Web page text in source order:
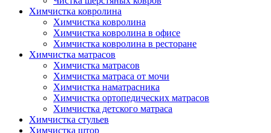
Химчистка ковролина
Химчистка ковролина
Химчистка ковролина в офисе
Химчистка ковролина в ресторане
Химчистка матрасов
Химчистка матрасов
Химчистка матраса от мочи
Химчистка наматрасника
Химчистка ортопедических матрасов
Химчистка детского матраса
Химчистка стульев
Химчистка штор